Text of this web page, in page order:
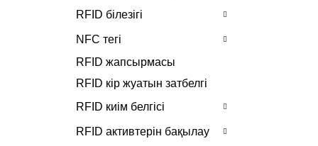
RFID білезігі
NFC тегі
RFID жапсырмасы
RFID кір жуатын затбелгі
RFID киім белгісі
RFID активтерін бақылау